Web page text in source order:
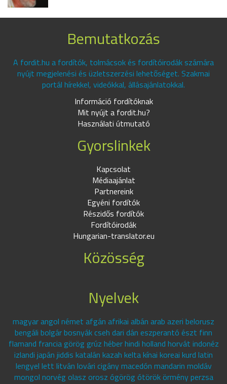
Bemutatkozás
A fordit.hu a fordítók, tolmácsok és fordítóirodák számára
nyújt megjelenési és üzletszerzési lehetőséget. Szakmai
portál hírekkel, videókkal, állásajánlatokkal.
Információ fordítóknak
Mit nyújt a fordit.hu?
Használati útmutató
Gyorslinkek
Kapcsolat
Médiaajánlat
Partnereink
Egyéni fordítók
Részidős fordítók
Fordítóirodák
Hungarian-translator.eu
Közösség
Nyelvek
magyar angol német afgán afrikai albán arab azeri belorusz
bengáli bolgár bosnyák cseh dari dán eszperantó észt finn
flamand francia görög grúz héber hindi holland horvát indonéz
izlandi japán jiddis katalán kazah kelta kínai koreai kurd latin
lengyel lett litván lovári cigány macedón mandarin moldáv
mongol norvég olasz orosz ógörög ótörök örmény perzsa